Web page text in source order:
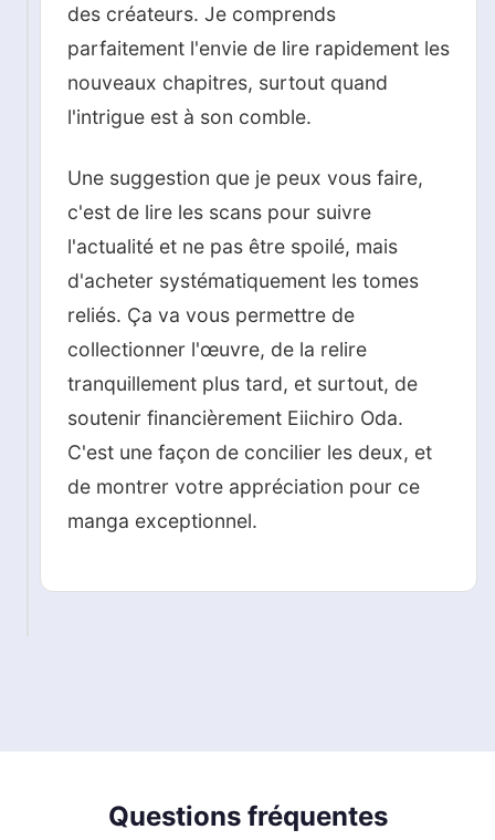
des créateurs. Je comprends
parfaitement l'envie de lire rapidement les
nouveaux chapitres, surtout quand
l'intrigue est à son comble.
Une suggestion que je peux vous faire,
c'est de lire les scans pour suivre
l'actualité et ne pas être spoilé, mais
d'acheter systématiquement les tomes
reliés. Ça va vous permettre de
collectionner l'œuvre, de la relire
tranquillement plus tard, et surtout, de
soutenir financièrement Eiichiro Oda.
C'est une façon de concilier les deux, et
de montrer votre appréciation pour ce
manga exceptionnel.
Questions fréquentes